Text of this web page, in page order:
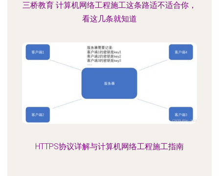
三桥教育 计算机网络工程施工这条路适不适合你，
看这几条就知道
HTTPS协议详解与计算机网络工程施工指南